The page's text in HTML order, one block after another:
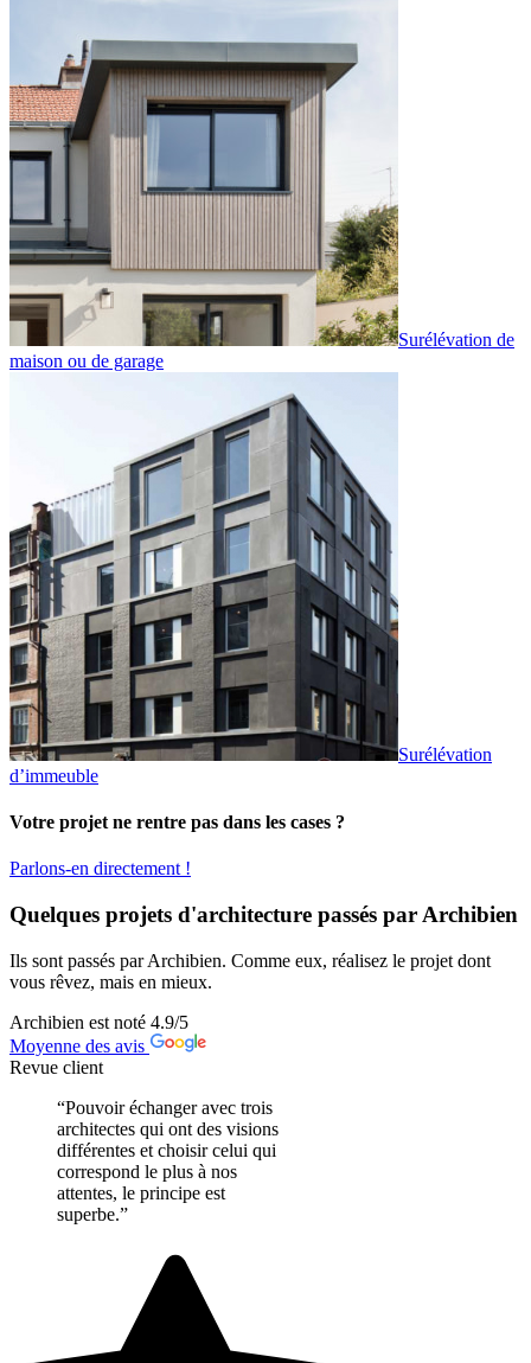
Surélévation de
maison ou de garage
Surélévation
d’immeuble
Votre projet ne rentre pas dans les cases ?
Parlons-en directement !
Quelques projets d'architecture passés par Archibien
Ils sont passés par Archibien. Comme eux, réalisez le projet dont
vous rêvez, mais en mieux.
Archibien est noté 4.9/5
Moyenne des avis
Revue client
“Pouvoir échanger avec trois
architectes qui ont des visions
différentes et choisir celui qui
correspond le plus à nos
attentes, le principe est
superbe.”